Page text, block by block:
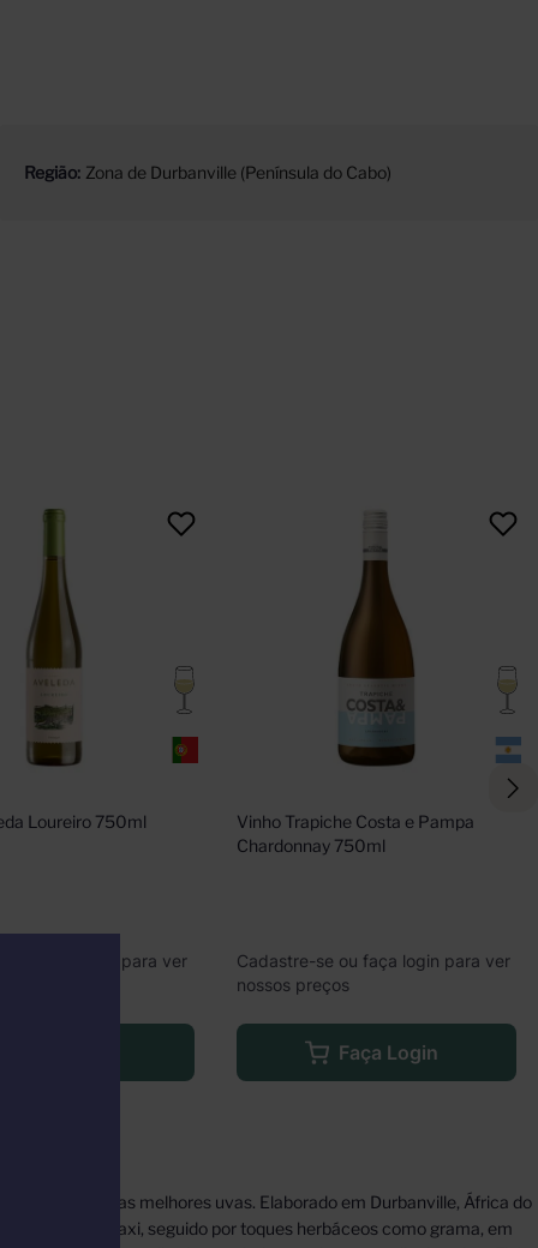
Região Zona de Durbanville (Península do Cabo)
Loureiro 750ml
ou faça login para ver
Vinho Trapiche Costa e Pampa
Chardonnay 750ml
Cadastre-se ou faça login para ver
nossos preços
Faça Login
original das melhores uvas. Elaborado em Durbanville, África do
e abacaxi, seguido por toques herbáceos como grama, em